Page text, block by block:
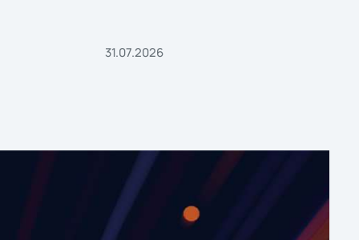
31.07.2026